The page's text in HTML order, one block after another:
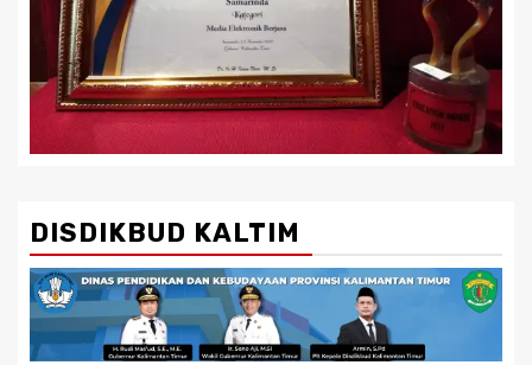
DISDIKBUD KALTIM